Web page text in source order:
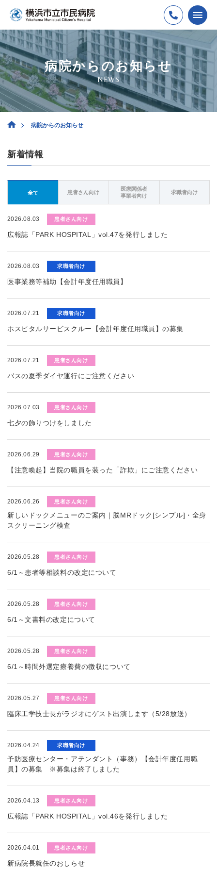
病院からのお知らせ
NEWS
病院からのお知らせ
新着情報
全て 患者さん向け
医療関係者
事業者向け
求職者向け
2026.08.03 患者さん向け
広報誌「PARK HOSPITAL」vol.47を発行しました
2026.08.03 求職者向け
医事業務等補助【会計年度任用職員】
2026.07.21 求職者向け
ホスピタルサービスクルー【会計年度任用職員】の募集
2026.07.21 患者さん向け
バスの夏季ダイヤ運行にご注意ください
2026.07.03 患者さん向け
七夕の飾りつけをしました
2026.06.29 患者さん向け
【注意喚起】当院の職員を装った「詐欺」にご注意ください
2026.06.26 患者さん向け
新しいドックメニューのご案内｜脳MRドック[シンプル]・全身
スクリーニング検査
2026.05.28 患者さん向け
6/1～患者等相談料の改定について
2026.05.28 患者さん向け
6/1～文書料の改定について
2026.05.28 患者さん向け
6/1～時間外選定療養費の徴収について
2026.05.27 患者さん向け
臨床工学技士長がラジオにゲスト出演します（5/28放送）
2026.04.24 求職者向け
予防医療センター・アテンダント（事務）【会計年度任用職
員】の募集 ※募集は終了しました
2026.04.13 患者さん向け
広報誌「PARK HOSPITAL」vol.46を発行しました
2026.04.01 患者さん向け
新病院長就任のおしらせ